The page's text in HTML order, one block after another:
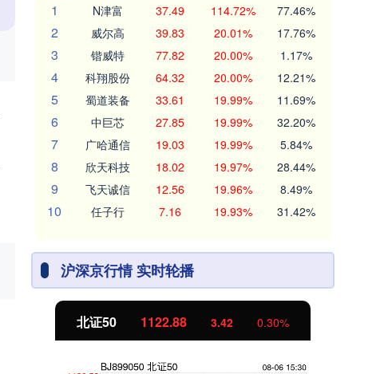
1
N津富 37.49 114.72% 77.46%
2 威尔高 39.83 20.01% 17.76%
3 锴威特 77.82 20.00% 1.17%
4 科翔股份 64.32 20.00% 12.21%
5 蜀道装备 33.61 19.99% 11.69%
6 中巨芯 27.85 19.99% 32.20%
7 广哈通信 19.03 19.99% 5.84%
8 欣天科技 18.02 19.97% 28.44%
9 飞天诚信 12.56 19.96% 8.49%
10 任子行 7.16 19.93% 31.42%
沪深京行情 实时轮播
北证50 1122.88 3.42 0.30%